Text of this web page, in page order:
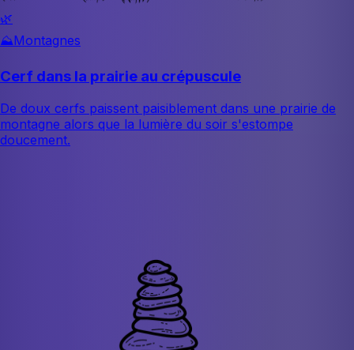
🌿
⛰️Montagnes
Cerf dans la prairie au crépuscule
De doux cerfs paissent paisiblement dans une prairie de
montagne alors que la lumière du soir s'estompe
doucement.